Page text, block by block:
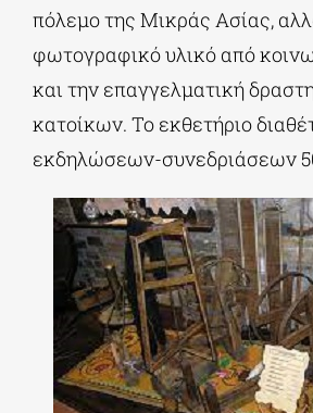
πόλεμο της Μικράς Ασίας,
φωτογραφικό υλικό από
και την επαγγελματική
κατοίκων. Το εκθετήριο
εκδηλώσεων-συνεδριάσεων